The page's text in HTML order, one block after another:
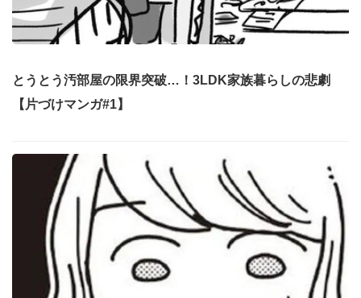
とうとう汚部屋の限界突破…！3LDK家族暮らしの悲劇
【片づけマンガ#1】